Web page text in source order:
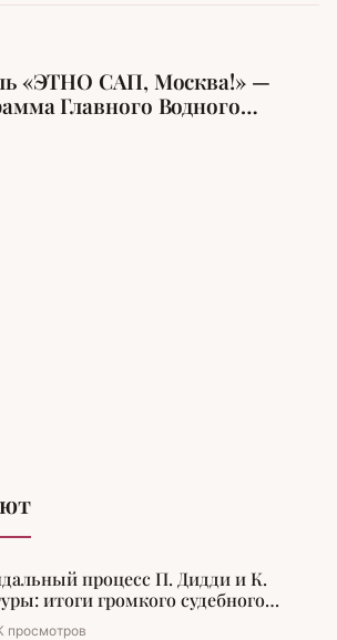
«ЭТНО САП, Москва!» —
Главного Водного
процесс П. Дидди и К.
итоги громкого судебного
просмотров